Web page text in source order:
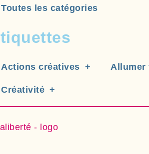
Toutes les catégories
Actions créatives Allumer
Créativité